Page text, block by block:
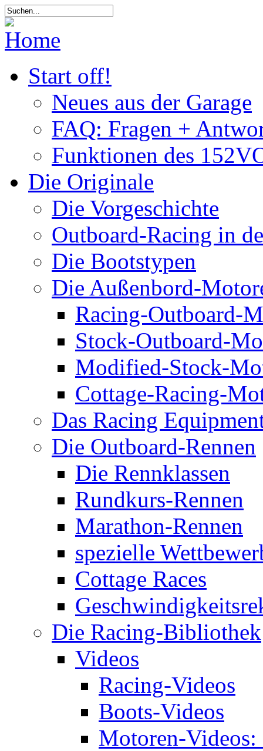
Start off!
Neues aus der Garage
FAQ: Fragen +
Funktionen des
Die Originale
Die Vorgeschichte
Outboard-Racing in
Die Bootstypen
Die Außenbord-
Racing-Outboard-
Stock-Outboard-
Modified-Stock-
Cottage-Racing-
Das Racing
Die Outboard-Rennen
Die Rennklassen
Rundkurs-Rennen
Marathon-Rennen
spezielle
Cottage Races
Die Racing-Bibliothek
Videos
Racing-Videos
Boots-Videos
Motoren-